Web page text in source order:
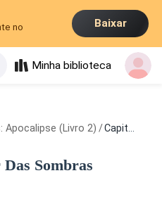
no
Baixar
Minha biblioteca
Apocalipse (Livro 2) /Capitulo 1 (Um Ser Das Sombras Part.4)
Sombras